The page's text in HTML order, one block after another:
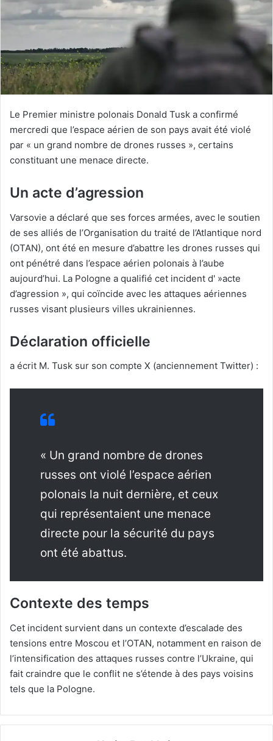
Le Premier ministre polonais Donald Tusk a confirmé
mercredi que l’espace aérien de son pays avait été violé
par « un grand nombre de drones russes », certains
constituant une menace directe.
Un acte d’agression
Varsovie a déclaré que ses forces armées, avec le soutien
de ses alliés de l’Organisation du traité de l’Atlantique nord
(OTAN), ont été en mesure d’abattre les drones russes qui
ont pénétré dans l’espace aérien polonais à l’aube
aujourd’hui. La Pologne a qualifié cet incident d' »acte
d’agression », qui coïncide avec les attaques aériennes
russes visant plusieurs villes ukrainiennes.
Déclaration officielle
a écrit M. Tusk sur son compte X (anciennement Twitter) :
« Un grand nombre de drones
russes ont violé l’espace aérien
polonais la nuit dernière, et ceux
qui représentaient une menace
directe pour la sécurité du pays
ont été abattus.
Contexte des temps
Cet incident survient dans un contexte d’escalade des
tensions entre Moscou et l’OTAN, notamment en raison de
l’intensification des attaques russes contre l’Ukraine, qui
fait craindre que le conflit ne s’étende à des pays voisins
tels que la Pologne.